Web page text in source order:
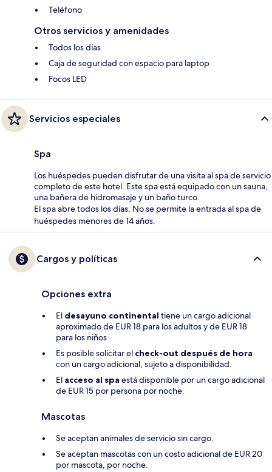
Teléfono
Otros servicios y amenidades
Todos los días
Caja de seguridad con espacio para laptop
Focos LED
Servicios especiales
Spa
Los huéspedes pueden disfrutar de una visita al spa de servicio
completo de este hotel. Este spa está equipado con un sauna,
una bañera de hidromasaje y un baño turco.
El spa abre todos los días. No se permite la entrada al spa de
huéspedes menores de 14 años.
Cargos y políticas
Opciones extra
El desayuno continental tiene un cargo adicional
aproximado de EUR 18 para los adultos y de EUR 18
para los niños
Es posible solicitar el check-out después de hora
con un cargo adicional, sujeto a disponibilidad.
El acceso al spa está disponible por un cargo adicional
de EUR 15 por persona por noche.
Mascotas
Se aceptan animales de servicio sin cargo.
Se aceptan mascotas con un costo adicional de EUR 20
por mascota, por noche.